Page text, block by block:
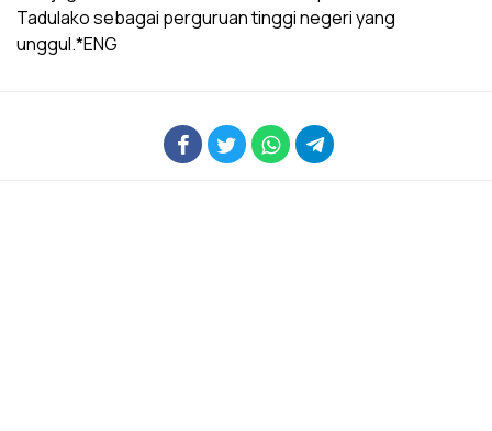
Tadulako sebagai perguruan tinggi negeri yang
unggul.*ENG